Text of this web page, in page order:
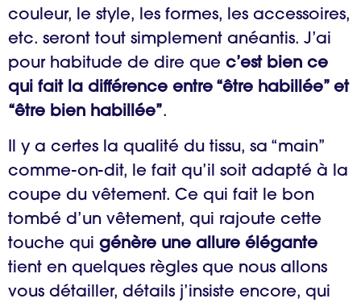
couleur, le style, les formes, les accessoires,
etc. seront tout simplement anéantis. J’ai
pour habitude de dire que c’est bien ce
qui fait la différence entre “être habillée” et
“être bien habillée”.
Il y a certes la qualité du tissu, sa “main”
comme-on-dit, le fait qu’il soit adapté à la
coupe du vêtement. Ce qui fait le bon
tombé d’un vêtement, qui rajoute cette
touche qui génère une allure élégante
tient en quelques règles que nous allons
vous détailler, détails j’insiste encore, qui